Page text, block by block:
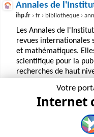
Annales de
ihp.fr › fr › bibliotheque ›
Les Annales de
revues internationales
et mathématiques.
scientifique pour la
recherches de haut
Votre
Internet